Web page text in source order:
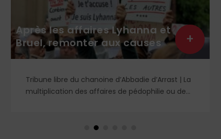
Après les affaires Lyhanna et
Bruel, remonter aux causes
Tribune libre du chanoine d’Abbadie d’Arrast | La
multiplication des affaires de pédophilie ou de
mais qu’il aura fallu le courage de notre époque
+